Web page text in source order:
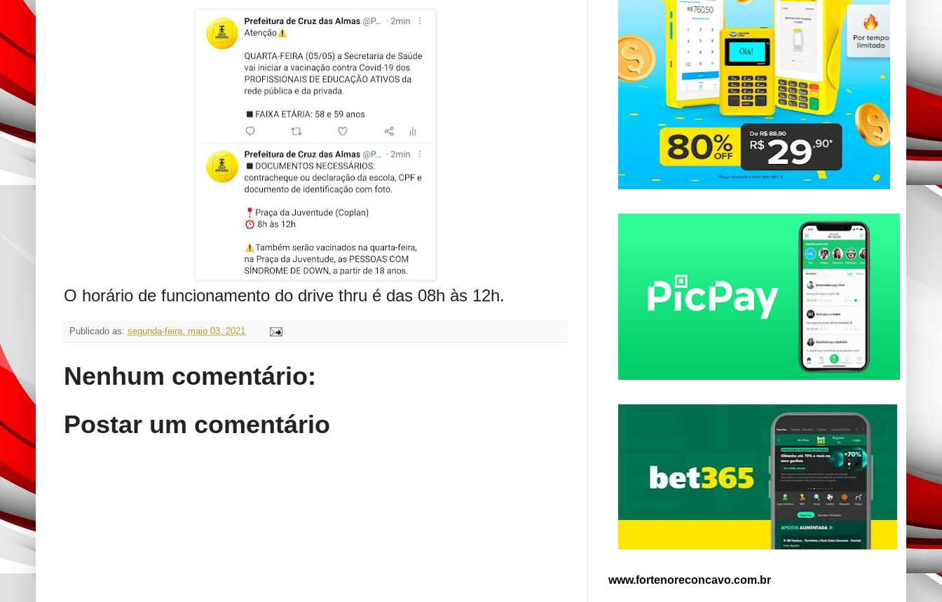
O horário de funcionamento do drive thru é das 08h às 12h.
Publicado as: segunda-feira, maio 03, 2021
Nenhum comentário:
Postar um comentário
www.fortenoreconcavo.com.br